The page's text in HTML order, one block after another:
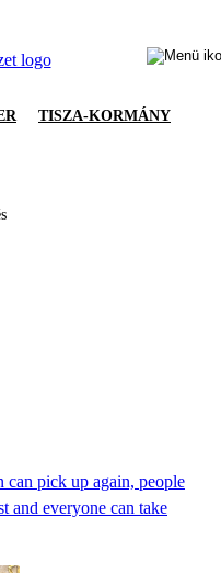
TISZA-KORMÁNY
can pick up again, people
and everyone can take